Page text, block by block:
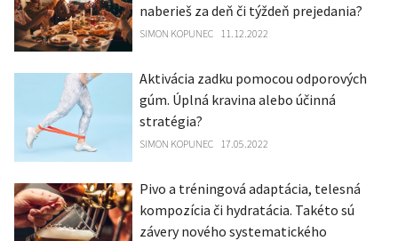
naberieš za deň či týždeň prejedania?
SIMON KOPUNEC 11.12.2022
Aktivácia zadku pomocou odporových
gúm. Úplná kravina alebo účinná
stratégia?
SIMON KOPUNEC 17.05.2022
Pivo a tréningová adaptácia, telesná
kompozícia či hydratácia. Takéto sú
závery nového systematického